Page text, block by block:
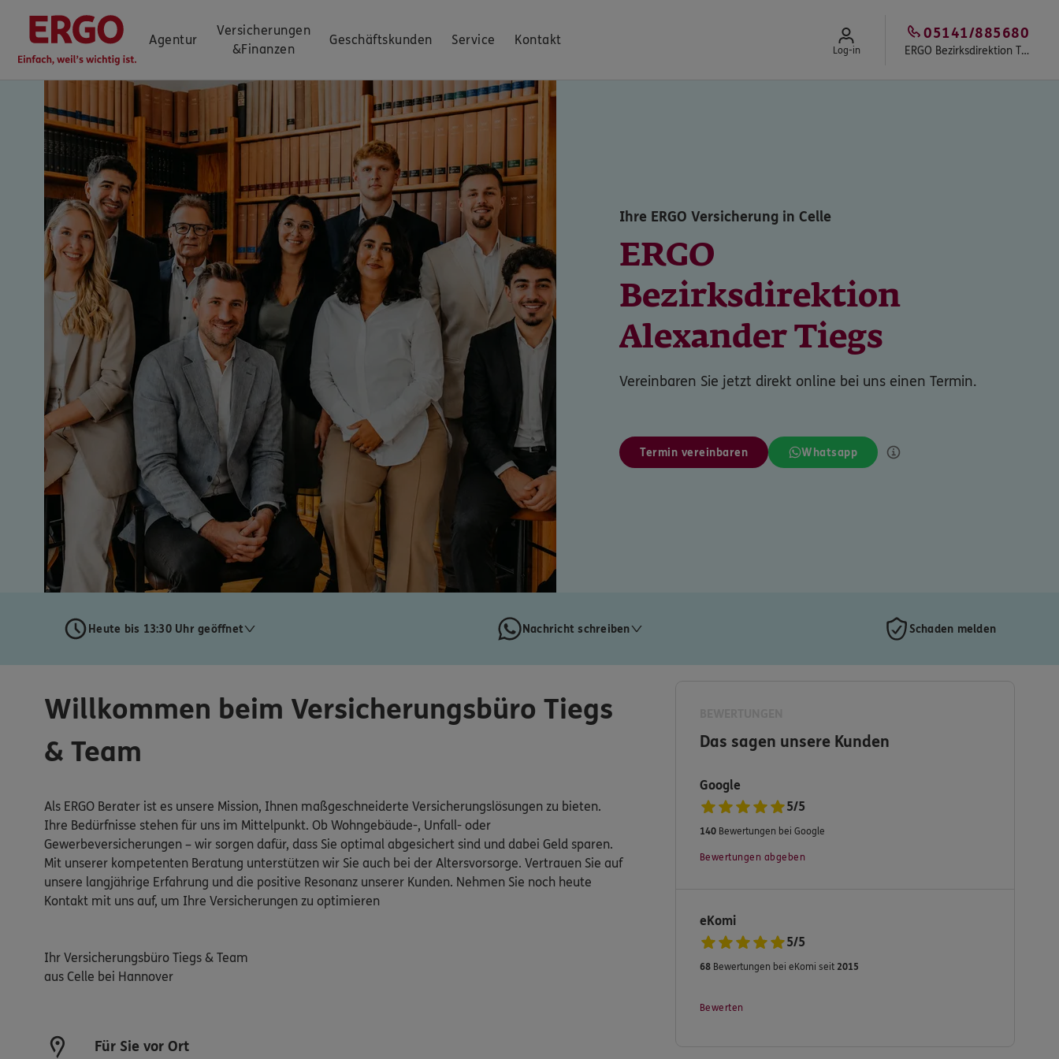
Agentur
Versicherungen
&Finanzen
Geschäftskunden Service Kontakt
Log-in ERGO Bezirksdirektion Tiegs & Team
05141/885680
Ihre ERGO Versicherung in Celle
ERGO
Bezirksdirektion
Alexander Tiegs
Vereinbaren Sie jetzt direkt online bei uns einen Termin.
Termin vereinbaren Whatsapp
Heute bis 13:30 Uhr geöffnet Nachricht schreiben Schaden melden
Willkommen beim Versicherungsbüro Tiegs
& Team
Als ERGO Berater ist es unsere Mission, Ihnen maßgeschneiderte Versicherungslösungen zu bieten.
Ihre Bedürfnisse stehen für uns im Mittelpunkt. Ob Wohngebäude-, Unfall- oder
Gewerbeversicherungen – wir sorgen dafür, dass Sie optimal abgesichert sind und dabei Geld sparen.
Mit unserer kompetenten Beratung unterstützen wir Sie auch bei der Altersvorsorge. Vertrauen Sie auf
unsere langjährige Erfahrung und die positive Resonanz unserer Kunden. Nehmen Sie noch heute
Kontakt mit uns auf, um Ihre Versicherungen zu optimieren
Ihr Versicherungsbüro Tiegs & Team
aus Celle bei Hannover
Für Sie vor Ort
Das sagen unsere Kunden
Google
5/5
140Bewertungen bei Google
Bewertungen abgeben
eKomi
5/5
68Bewertungen bei eKomi seit 2015
Bewerten